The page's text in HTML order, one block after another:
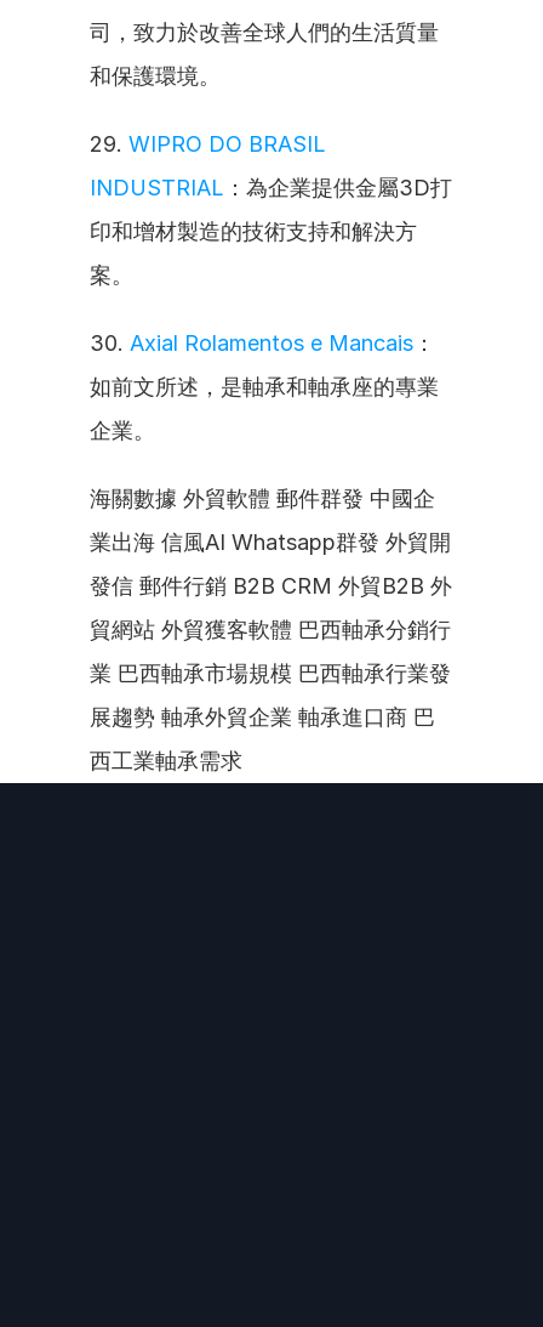
司，致力於改善全球人們的生活質量
和保護環境。
29. WIPRO DO BRASIL
INDUSTRIAL ：為企業提供金屬3D打
印和增材製造的技術支持和解決方
案。
30. Axial Rolamentos e Mancais ：
如前文所述，是軸承和軸承座的專業
企業。
海關數據 外貿軟體 郵件群發 中國企
業出海 信風AI Whatsapp群發 外貿開
發信 郵件行銷 B2B CRM 外貿B2B 外
貿網站 外貿獲客軟體 巴西軸承分銷行
業 巴西軸承市場規模 巴西軸承行業發
展趨勢 軸承外貿企業 軸承進口商 巴
西工業軸承需求